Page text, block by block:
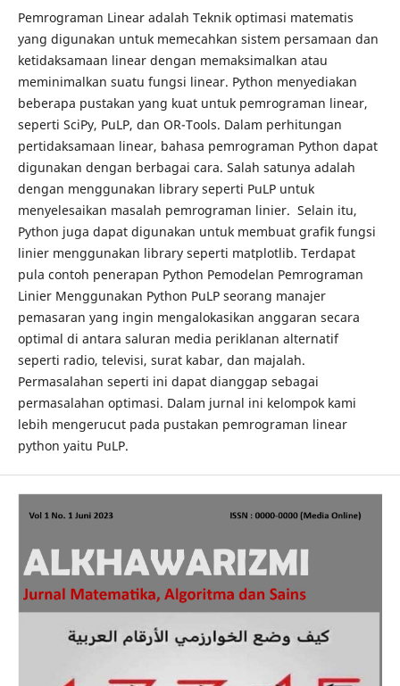
Pemrograman Linear adalah Teknik optimasi matematis
yang digunakan untuk memecahkan sistem persamaan dan
ketidaksamaan linear dengan memaksimalkan atau
meminimalkan suatu fungsi linear. Python menyediakan
beberapa pustakan yang kuat untuk pemrograman linear,
seperti SciPy, PuLP, dan OR-Tools. Dalam perhitungan
pertidaksamaan linear, bahasa pemrograman Python dapat
digunakan dengan berbagai cara. Salah satunya adalah
dengan menggunakan library seperti PuLP untuk
menyelesaikan masalah pemrograman linier. Selain itu,
Python juga dapat digunakan untuk membuat grafik fungsi
linier menggunakan library seperti matplotlib. Terdapat
pula contoh penerapan Python Pemodelan Pemrograman
Linier Menggunakan Python PuLP seorang manajer
pemasaran yang ingin mengalokasikan anggaran secara
optimal di antara saluran media periklanan alternatif
seperti radio, televisi, surat kabar, dan majalah.
Permasalahan seperti ini dapat dianggap sebagai
permasalahan optimasi. Dalam jurnal ini kelompok kami
lebih mengerucut pada pustakan pemrograman linear
python yaitu PuLP.